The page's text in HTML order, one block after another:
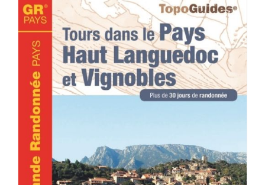
ACHETER LE PRODUIT / DÉTAILS